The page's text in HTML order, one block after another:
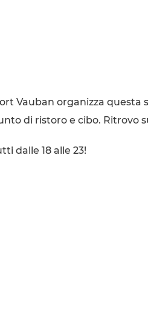
Vauban organizza
di ristoro e cibo. Ritrovo
dalle 18 alle 23!